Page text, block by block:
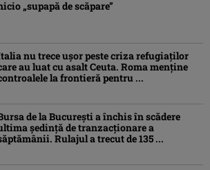
„supapă de scăpare”
nu trece ușor peste criza refugiaților
au luat cu asalt Ceuta. Roma menține
la frontieră pentru ...
de la București a închis în scădere
ședință de tranzacționare a
Rulajul a trecut de 135 ...